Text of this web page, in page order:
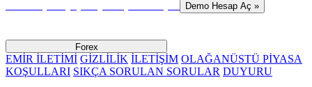
Demo Hesap Aç »
Forex
EMİR İLETİMİ GİZLİLİK İLETİŞİM OLAĞANÜSTÜ PİYASA
KOŞULLARI SIKÇA SORULAN SORULAR DUYURU